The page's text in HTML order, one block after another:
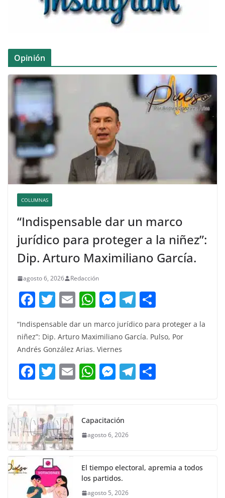
Opinión
COLUMNAS
“Indispensable dar un marco
jurídico para proteger a la niñez”:
Dip. Arturo Maximiliano García.
agosto 6, 2026 Redacción
F
c
e
b
o
k
T
w
itt
er
E
ai
l
W
at
s
A
p
M
e
ss
e
n
g
T
e
a
m
m
“Indispensable dar un marco jurídico para proteger a la
niñez”: Dip. Arturo Maximiliano García. Pulso, Por
Andrés González Arias. Viernes
F
c
e
b
o
o
k
T
itt
er
E W
s
A
p
M
e
n
er
T
Capacitación
agosto 6, 2026
El tiempo electoral, apremia a todos
los partidos.
agosto 5, 2026